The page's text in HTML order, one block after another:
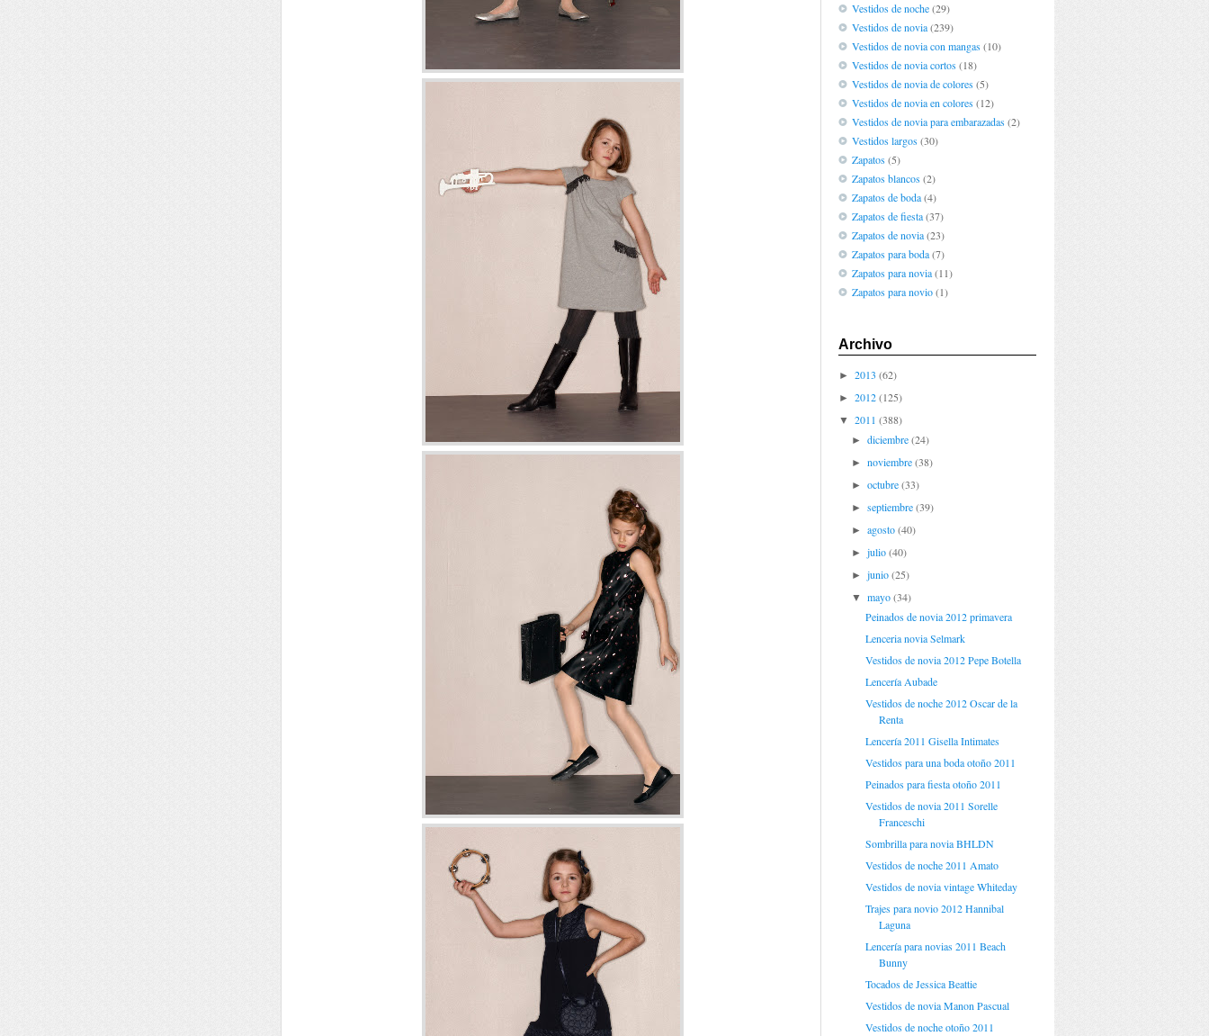
Vestidos de noche(29)
Vestidos de novia(239)
Vestidos de novia con mangas(10)
Vestidos de novia cortos(18)
Vestidos de novia de colores(5)
Vestidos de novia en colores(12)
Vestidos de novia para embarazadas(2)
Vestidos largos(30)
Zapatos(5)
Zapatos blancos(2)
Zapatos de boda(4)
Zapatos de fiesta(37)
Zapatos de novia(23)
Zapatos para boda(7)
Zapatos para novia(11)
Zapatos para novio(1)
Archivo
► 2013 (62)
► 2012(125)
▼ 2011 (388)
►diciembre (24)
►noviembre (38)
►octubre (33)
►septiembre (39)
►agosto (40)
►julio (40)
►junio (25)
▼mayo (34)
Peinados de novia 2012 primavera
Lenceria novia Selmark
Vestidos de novia 2012 Pepe Botella
Lencería Aubade
Vestidos de noche 2012 Oscar de la
Renta
Lencería 2011 Gisella Intimates
Vestidos para una boda otoño 2011
Peinados para fiesta otoño 2011
Vestidos de novia 2011 Sorelle
Franceschi
Sombrilla para novia BHLDN
Vestidos de noche 2011 Amato
Vestidos de novia vintage Whiteday
Trajes para novio 2012 Hannibal
Laguna
Lencería para novias 2011 Beach
Bunny
Tocados de Jessica Beattie
Vestidos de novia Manon Pascual
Vestidos de noche otoño 2011